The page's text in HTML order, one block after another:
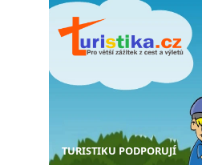
TURISTIKU PODPORUJÍ